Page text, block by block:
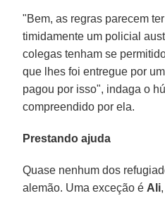
"Bem, as regras parecem
timidamente um policial
colegas tenham se
que lhes foi entregue por
pagou por isso", indaga o
compreendido por ela.
Prestando ajuda
Quase nenhum dos
alemão. Uma exceção é Ali